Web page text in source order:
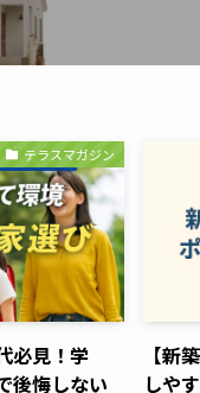
テラスマガジン
必見！学
後悔しない
【新
しや